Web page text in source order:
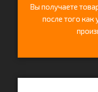
Вы получаете
после того как